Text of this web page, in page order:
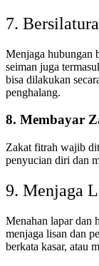
7.
Menjaga hubungan
seiman juga
bisa dilakukan
penghalang.
8. Membayar
Zakat fitrah wajib
penyucian diri dan
9. Menjaga
Menahan lapar dan
menjaga lisan dan
berkata kasar, atau